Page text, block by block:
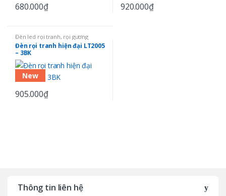
680.000₫ 920.000₫
New
Đèn led rọi tranh, rọi gương
Đèn rọi tranh hiện đại LT2005
– 3BK
905.000₫
Thông tin liên hệ